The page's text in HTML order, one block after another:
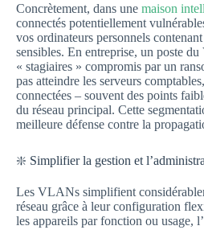
Concrètement, dans une maison
connectés potentiellement
vos ordinateurs personnels
sensibles. En entreprise, un poste
« stagiaires » compromis par un
pas atteindre les serveurs
connectées – souvent des points
du réseau principal. Cette
meilleure défense contre la
❇️ Simplifier la gestion et
Les VLANs simplifient
réseau grâce à leur configuration
les appareils par fonction ou usage,